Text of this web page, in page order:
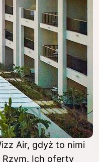
Air, gdyż to nimi
Rzym. Ich oferty